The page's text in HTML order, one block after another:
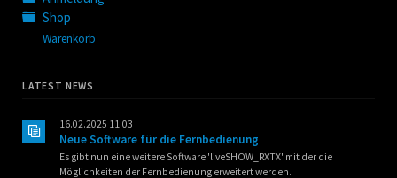
Shop
Warenkorb
LATEST NEWS
16.02.2025 11:03
Neue Software für die Fernbedienung
Es gibt nun eine weitere Software 'liveSHOW_RXTX' mit der die
Möglichkeiten der Fernbedienung erweitert werden.